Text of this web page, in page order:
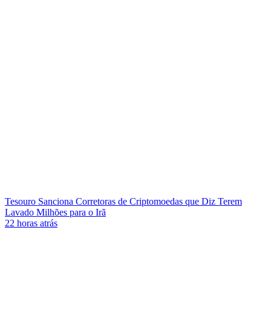
Tesouro Sanciona Corretoras de Criptomoedas que Diz Terem
Lavado Milhões para o Irã
22 horas atrás